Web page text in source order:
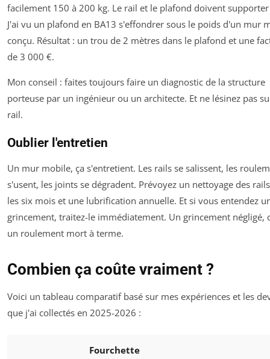
facilement 150 à 200 kg. Le rail et le plafond doivent supporter
J'ai vu un plafond en BA13 s'effondrer sous le poids d'un mur
conçu. Résultat : un trou de 2 mètres dans le plafond et une
de 3 000 €.
Mon conseil : faites toujours faire un diagnostic de la structure
porteuse par un ingénieur ou un architecte. Et ne lésinez pas
rail.
Oublier l'entretien
Un mur mobile, ça s'entretient. Les rails se salissent, les
s'usent, les joints se dégradent. Prévoyez un nettoyage des
les six mois et une lubrification annuelle. Et si vous entendez
grincement, traitez-le immédiatement. Un grincement négligé,
un roulement mort à terme.
Combien ça coûte vraiment ?
Voici un tableau comparatif basé sur mes expériences et les
que j'ai collectés en 2025-2026 :
Fourchette